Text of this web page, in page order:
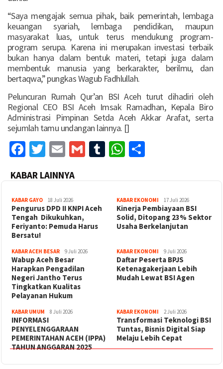
“Saya mengajak semua pihak, baik pemerintah, lembaga
keuangan syariah, lembaga pendidikan, maupun
masyarakat luas, untuk terus mendukung program-
program serupa. Karena ini merupakan investasi terbaik
bukan hanya dalam bentuk materi, tetapi juga dalam
membentuk manusia yang berkarakter, berilmu, dan
bertaqwa,” pungkas Wagub Fadhlullah.
Peluncuran Rumah Qur’an BSI Aceh turut dihadiri oleh
Regional CEO BSI Aceh Imsak Ramadhan, Kepala Biro
Administrasi Pimpinan Setda Aceh Akkar Arafat, serta
sejumlah tamu undangan lainnya. []
Facebook
Twitter
EmailGmailTumblrWhatsApp
KABAR LAINNYA
KABAR GAYO 18 Juli 2026
‎Pengurus DPD II KNPI Aceh
Tengah Dikukuhkan,
Feriyanto: Pemuda Harus
Bersatu!
KABAR EKONOMI 17 Juli 2026
Kinerja Pembiayaan BSI
Solid, Ditopang 23% Sektor
Usaha Berkelanjutan
KABAR ACEH BESAR 9 Juli 2026
Wabup Aceh Besar
Harapkan Pengadilan
Negeri Jantho Terus
Tingkatkan Kualitas
Pelayanan Hukum
KABAR EKONOMI 9 Juli 2026
Daftar Peserta BPJS
Ketenagakerjaan Lebih
Mudah Lewat BSI Agen
KABAR UMUM 8 Juli 2026
INFORMASI
PENYELENGGARAAN
PEMERINTAHAN ACEH (IPPA)
TAHUN ANGGARAN 2025
KABAR EKONOMI 2 Juli 2026
Transformasi Teknologi BSI
Tuntas, Bisnis Digital Siap
Melaju Lebih Cepat